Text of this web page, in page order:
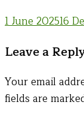
1 June 202516
Leave a
Your email
fields are